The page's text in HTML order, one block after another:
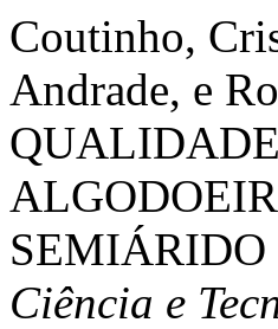
Coutinho,
Andrade, e
Ciência e